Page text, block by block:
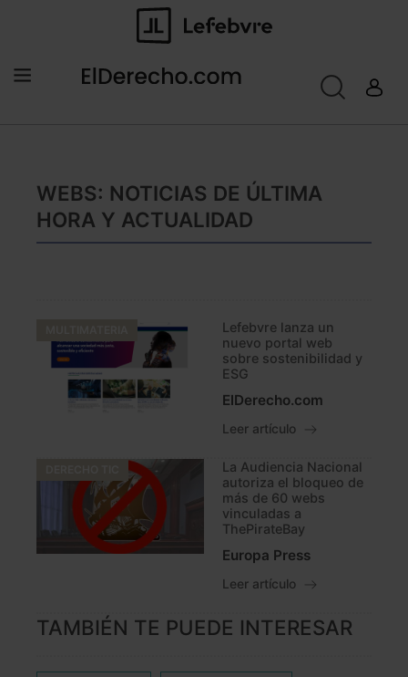
WEBS: NOTICIAS DE ÚLTIMA
HORA Y ACTUALIDAD
Lefebvre lanza un
nuevo portal web
sobre sostenibilidad y
ESG
ElDerecho.com
Leer artículo
La Audiencia Nacional
autoriza el bloqueo de
más de 60 webs
vinculadas a
ThePirateBay
Europa Press
Leer artículo
TAMBIÉN TE PUEDE INTERESAR